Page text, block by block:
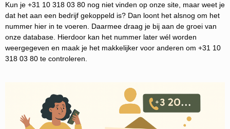
Kun je +31 10 318 03 80 nog niet vinden op onze site, maar weet je
dat het aan een bedrijf gekoppeld is? Dan loont het alsnog om het
nummer hier in te voeren. Daarmee draag je bij aan de groei van
onze database. Hierdoor kan het nummer later wél worden
weergegeven en maak je het makkelijker voor anderen om +31 10
318 03 80 te controleren.